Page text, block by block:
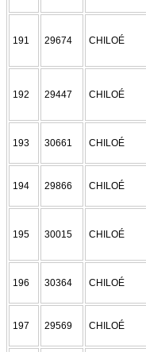
191 29674 CHILOÉ
192 29447 CHILOÉ
193 30661 CHILOÉ
194 29866 CHILOÉ
195 30015 CHILOÉ
196 30364 CHILOÉ
197 29569 CHILOÉ